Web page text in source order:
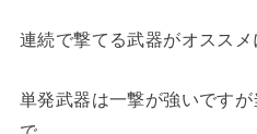
連続で撃てる武器がオススメ
単発武器は一撃が強いです